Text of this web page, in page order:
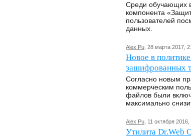
Среди обучающих
компонента
пользователей
данных.
Alex Pu , 28 марта 2017,
Новое в
зашифрованных
Согласно новым
коммерческим
файлов были
максимально
Alex Pu , 11 октября
Утилита Dr.Web